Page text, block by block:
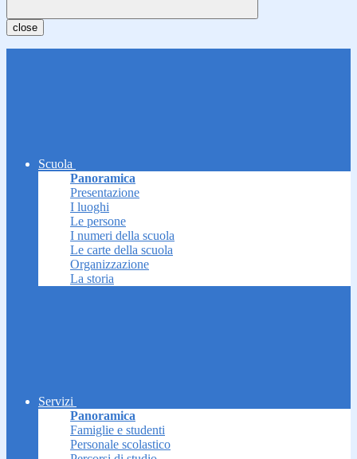
close
Scuola
Panoramica
Presentazione
I luoghi
Le persone
I numeri della scuola
Le carte della scuola
Organizzazione
La storia
Servizi
Panoramica
Famiglie e studenti
Personale scolastico